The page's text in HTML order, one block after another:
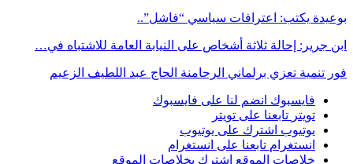
بوعيدة يكتب: اعترافات سياسي “فاشل”..
ابن جرير: إحالة ثلاثة أشخاص على النيابة العامة للاشتباه في…
فور تنمية تعزي برلماني الرحامنة الحاج عبد اللطيف الزعيم
فايسبوك انضم لنا على فايسبوك
تويتر تابعنا على تويتر
يوتيوب اشترك على يوتيوب
انستغرام تابعنا على انستغرام
خلاصات الموقع اشترك بخلاصات الموقع